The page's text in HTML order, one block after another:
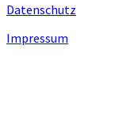
Datenschutz
Impressum